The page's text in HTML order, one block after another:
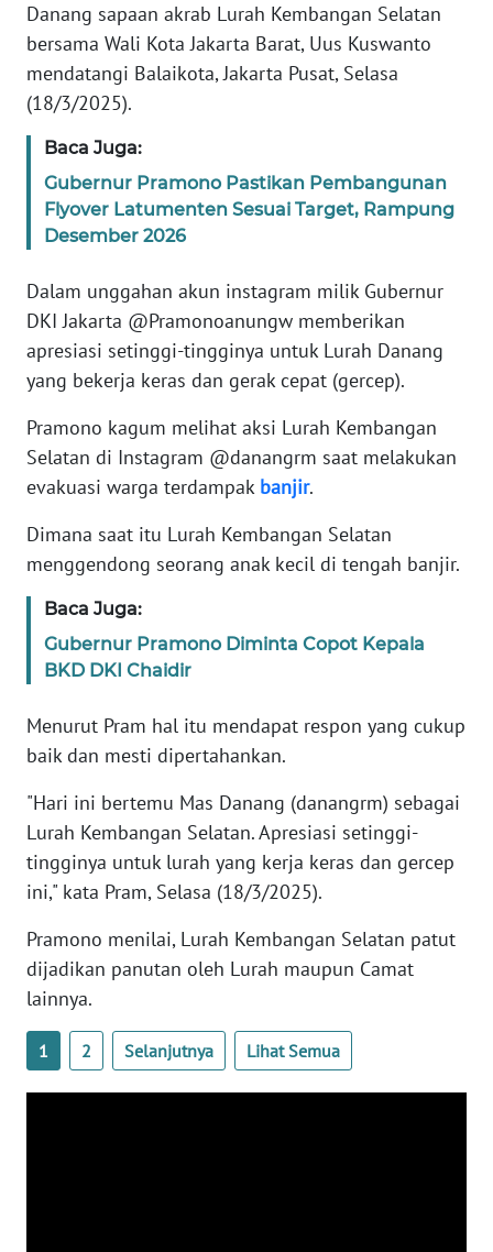
Danang sapaan akrab Lurah Kembangan Selatan
bersama Wali Kota Jakarta Barat, Uus Kuswanto
mendatangi Balaikota, Jakarta Pusat, Selasa
(18/3/2025).
Baca Juga:
Gubernur Pramono Pastikan Pembangunan
Flyover Latumenten Sesuai Target, Rampung
Desember 2026
Dalam unggahan akun instagram milik Gubernur
DKI Jakarta @Pramonoanungw memberikan
apresiasi setinggi-tingginya untuk Lurah Danang
yang bekerja keras dan gerak cepat (gercep).
Pramono kagum melihat aksi Lurah Kembangan
Selatan di Instagram @danangrm saat melakukan
evakuasi warga terdampak banjir.
Dimana saat itu Lurah Kembangan Selatan
menggendong seorang anak kecil di tengah banjir.
Baca Juga:
Gubernur Pramono Diminta Copot Kepala
BKD DKI Chaidir
Menurut Pram hal itu mendapat respon yang cukup
baik dan mesti dipertahankan.
"Hari ini bertemu Mas Danang (danangrm) sebagai
Lurah Kembangan Selatan. Apresiasi setinggi-
tingginya untuk lurah yang kerja keras dan gercep
ini," kata Pram, Selasa (18/3/2025).
Pramono menilai, Lurah Kembangan Selatan patut
dijadikan panutan oleh Lurah maupun Camat
lainnya.
1 2 Selanjutnya Lihat Semua
IKLAN
TENTANG
KAMI
PEDOMAN
MEDIA
SIBER
KARIR
DISCLAIMER
Wahana
News
Regional
WN
WN
JAKARTA
JABAR
BANTEN
WN
NTT
WN
KEPRI
PAPUA